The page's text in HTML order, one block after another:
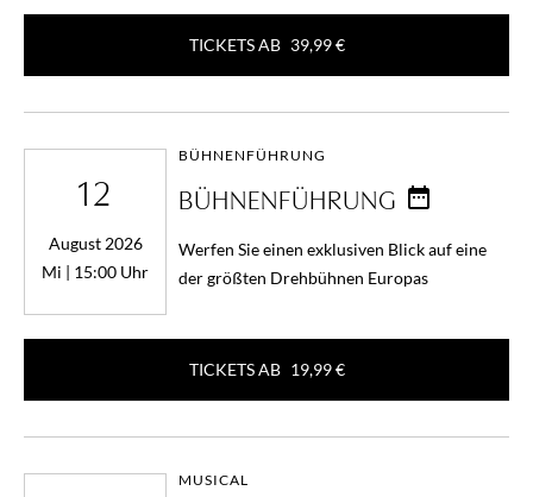
TICKETS AB 39,99 €
12
August 2026
Mi | 15:00 Uhr
BÜHNENFÜHRUNG
BÜHNENFÜHRUNG
Werfen Sie einen exklusiven Blick auf eine
der größten Drehbühnen Europas
TICKETS AB 19,99 €
MUSICAL